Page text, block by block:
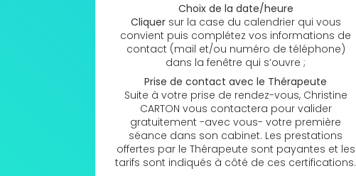
Choix de la date/heure
Cliquersur la case du calendrier qui vous
convient puis complétez vos informations de
contact (mail et/ou numéro de téléphone)
dans la fenêtre qui s’ouvre ;
Prise de contact avec le Thérapeute
Suite à votre prise de rendez-vous, Christine
CARTON vous contactera pour valider
gratuitement -avec vous- votre première
séance dans son cabinet. Les prestations
offertes par le Thérapeute sont payantes et les
tarifs sont indiqués à côté de ces certifications.